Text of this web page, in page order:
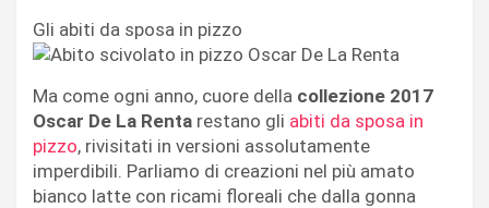
Gli abiti da sposa in pizzo
Ma come ogni anno, cuore della collezione 2017
Oscar De La Renta restano gli abiti da sposa in
pizzo, rivisitati in versioni assolutamente
imperdibili. Parliamo di creazioni nel più amato
bianco latte con ricami floreali che dalla gonna